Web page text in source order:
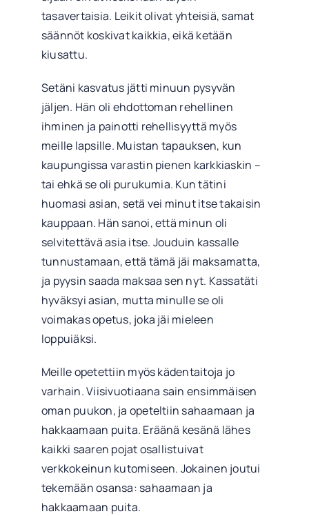
tasavertaisia. Leikit olivat yhteisiä, samat
säännöt koskivat kaikkia, eikä ketään
kiusattu.
Setäni kasvatus jätti minuun pysyvän
jäljen. Hän oli ehdottoman rehellinen
ihminen ja painotti rehellisyyttä myös
meille lapsille. Muistan tapauksen, kun
kaupungissa varastin pienen karkkiaskin –
tai ehkä se oli purukumia. Kun tätini
huomasi asian, setä vei minut itse takaisin
kauppaan. Hän sanoi, että minun oli
selvitettävä asia itse. Jouduin kassalle
tunnustamaan, että tämä jäi maksamatta,
ja pyysin saada maksaa sen nyt. Kassatäti
hyväksyi asian, mutta minulle se oli
voimakas opetus, joka jäi mieleen
loppuiäksi.
Meille opetettiin myös kädentaitoja jo
varhain. Viisivuotiaana sain ensimmäisen
oman puukon, ja opeteltiin sahaamaan ja
hakkaamaan puita. Eräänä kesänä lähes
kaikki saaren pojat osallistuivat
verkkokeinun kutomiseen. Jokainen joutui
tekemään osansa: sahaamaan ja
hakkaamaan puita.